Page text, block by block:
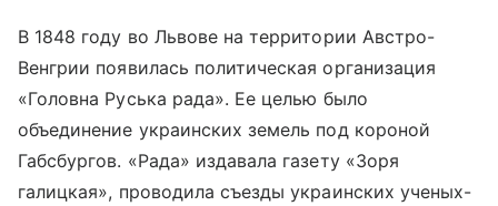
В 1848 году во Львове на территории Австро-
Венгрии появилась политическая организация
«Головна Руська рада». Ее целью было
объединение украинских земель под короной
Габсбургов. «Рада» издавала газету «Зоря
галицкая», проводила съезды украинских ученых-